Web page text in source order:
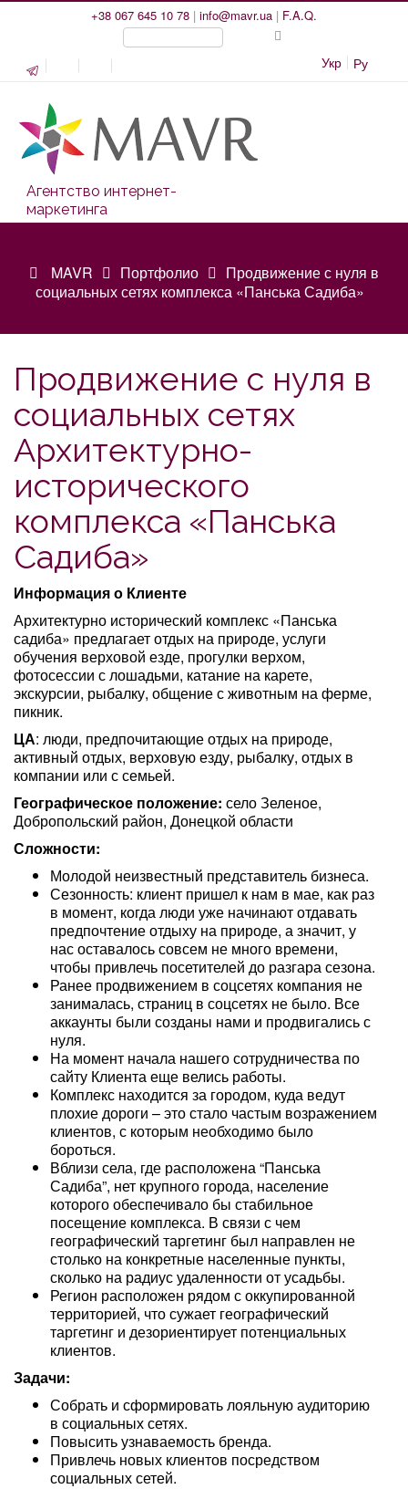
+38 067 645 10 78 | info@mavr.ua | F.A.Q.
Укр Ру
Агентство интернет-
маркетинга
MAVR Портфолио
Продвижение с нуля в
социальных сетях комплекса «Панська Садиба»
Продвижение с нуля в
социальных сетях
Архитектурно-
исторического
комплекса «Панська
Садиба»
Информация о Клиенте
Архитектурно исторический комплекс «Панська
садиба» предлагает отдых на природе, услуги
обучения верховой езде, прогулки верхом,
фотосессии с лошадьми, катание на карете,
экскурсии, рыбалку, общение с животным на ферме,
пикник.
ЦА: люди, предпочитающие отдых на природе,
активный отдых, верховую езду, рыбалку, отдых в
компании или с семьей.
Географическое положение: село Зеленое,
Добропольский район, Донецкой области
Сложности:
Молодой неизвестный представитель бизнеса.
Сезонность: клиент пришел к нам в мае, как раз
в момент, когда люди уже начинают отдавать
предпочтение отдыху на природе, а значит, у
нас оставалось совсем не много времени,
чтобы привлечь посетителей до разгара сезона.
Ранее продвижением в соцсетях компания не
занималась, страниц в соцсетях не было. Все
аккаунты были созданы нами и продвигались с
нуля.
На момент начала нашего сотрудничества по
сайту Клиента еще велись работы.
Комплекс находится за городом, куда ведут
плохие дороги – это стало частым возражением
клиентов, с которым необходимо было
бороться.
Вблизи села, где расположена “Панська
Садиба”, нет крупного города, население
которого обеспечивало бы стабильное
посещение комплекса. В связи с чем
географический таргетинг был направлен не
столько на конкретные населенные пункты,
сколько на радиус удаленности от усадьбы.
Регион расположен рядом с оккупированной
территорией, что сужает географический
таргетинг и дезориентирует потенциальных
клиентов.
Задачи:
Собрать и сформировать лояльную аудиторию
в социальных сетях.
Повысить узнаваемость бренда.
Привлечь новых клиентов посредством
социальных сетей.